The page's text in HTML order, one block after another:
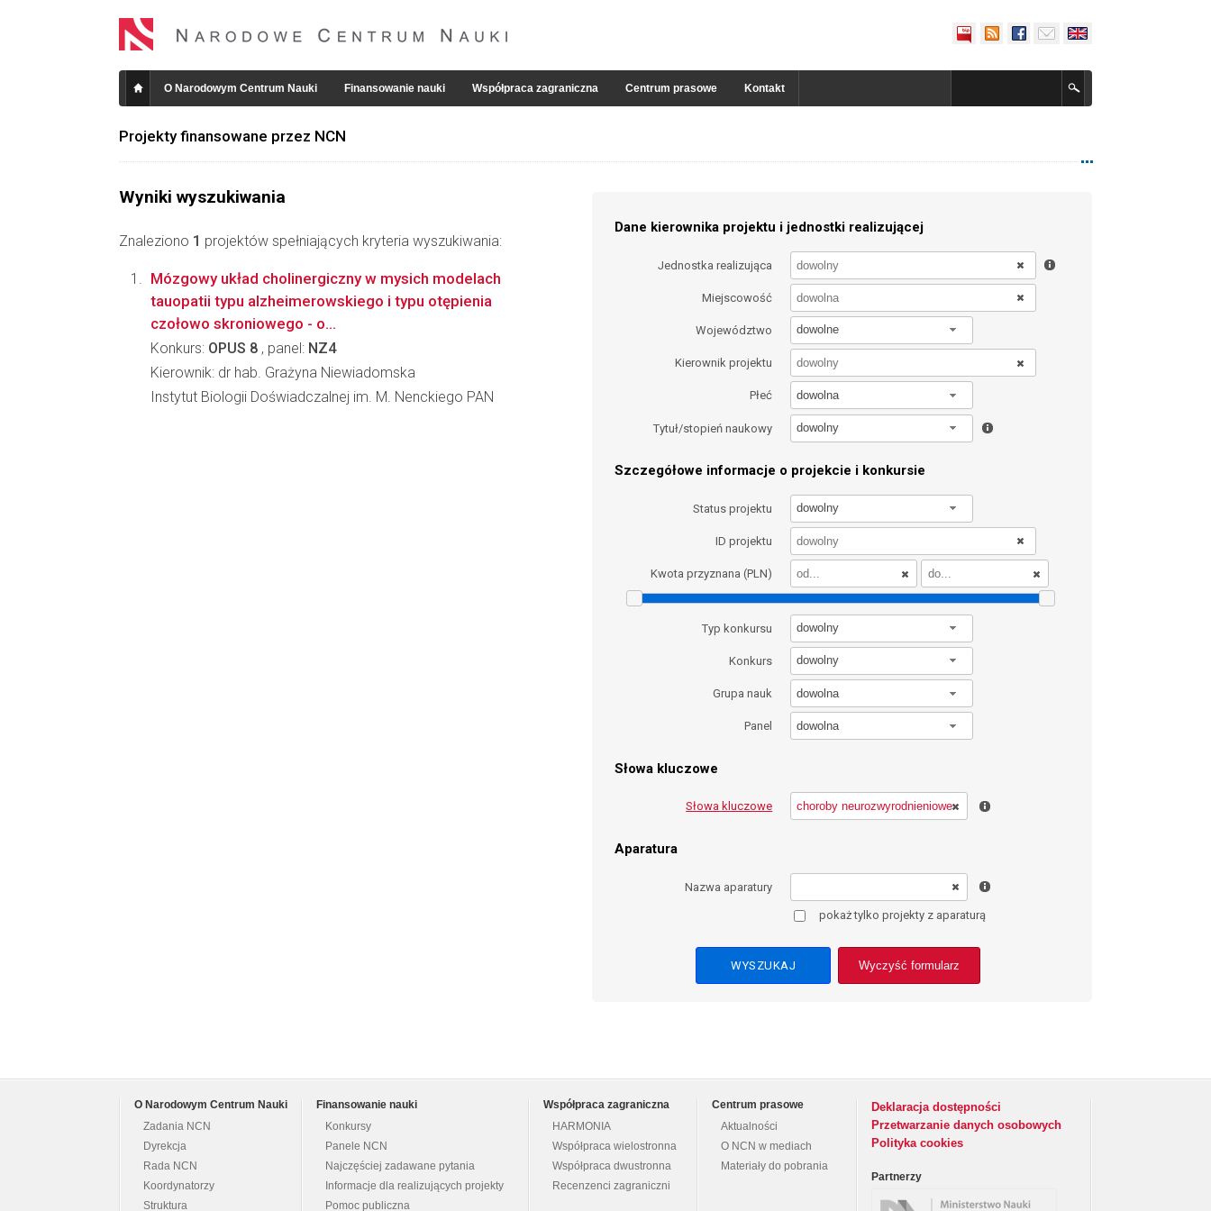
O Narodowym Centrum Nauki Finansowanie nauki Współpraca zagraniczna Centrum prasowe Kontakt
Projekty finansowane przez NCN
Wyniki wyszukiwania
Znaleziono 1 projektów spełniających kryteria wyszukiwania:
Dane kierownika projektu i jednostki realizującej
Jednostka realizująca
Miejscowość
Województwo dowolne
Kierownik projektu
Płeć dowolna
Tytuł/stopień naukowy dowolny
Szczegółowe informacje o projekcie i konkursie
Status projektu dowolny
ID projektu
Kwota przyznana (PLN)
Typ konkursu dowolny
Konkurs dowolny
Grupa nauk dowolna
Panel dowolna
Słowa kluczowe
Słowa kluczowe
Aparatura
Nazwa aparatury
pokaż tylko projekty z aparaturą
Wyczyść formularz
Mózgowy układ cholinergiczny w mysich modelach
tauopatii typu alzheimerowskiego i typu otępienia
czołowo skroniowego - o...
Konkurs: OPUS 8 , panel: NZ4
Kierownik: dr hab. Grażyna Niewiadomska
Instytut Biologii Doświadczalnej im. M. Nenckiego PAN
O Narodowym Centrum Nauki
Zadania NCN
Dyrekcja
Rada NCN
Koordynatorzy
Struktura
Finansowanie nauki
Konkursy
Panele NCN
Najczęściej zadawane pytania
Informacje dla realizujących projekty
Pomoc publiczna
Współpraca zagraniczna
HARMONIA
Współpraca wielostronna
Współpraca dwustronna
Recenzenci zagraniczni
Centrum prasowe
Aktualności
O NCN w mediach
Materiały do pobrania
Deklaracja dostępności
Przetwarzanie danych osobowych
Polityka cookies
Partnerzy